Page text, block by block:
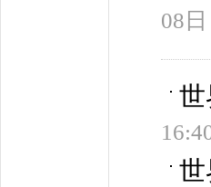
08